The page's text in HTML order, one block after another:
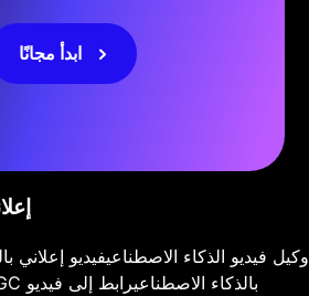
ابدأ مجانًا
وكيل فيديو الذكاء الاصطناعيفيديو إعلاني
فيديو UGC بالذكاء الاصطناعيرابط إلى فيديو